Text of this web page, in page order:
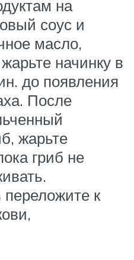
на
соус и
масло,
начинку в
до появления
После
жарьте
гриб не
к